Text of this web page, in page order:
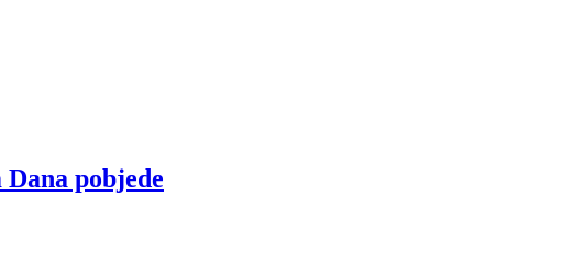
pobjede